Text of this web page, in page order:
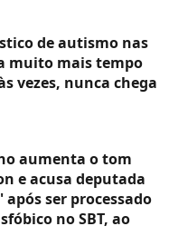
de autismo nas
muito mais tempo
vezes, nunca chega
aumenta o tom
e acusa deputada
ser processado
no SBT, ao